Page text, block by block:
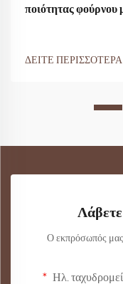
ποιότητας φούρνου
ΔΕΙΤΕ ΠΕΡΙΣΣΟΤΕΡΑ
Ο εκπρόσωπός μας
Ηλ.